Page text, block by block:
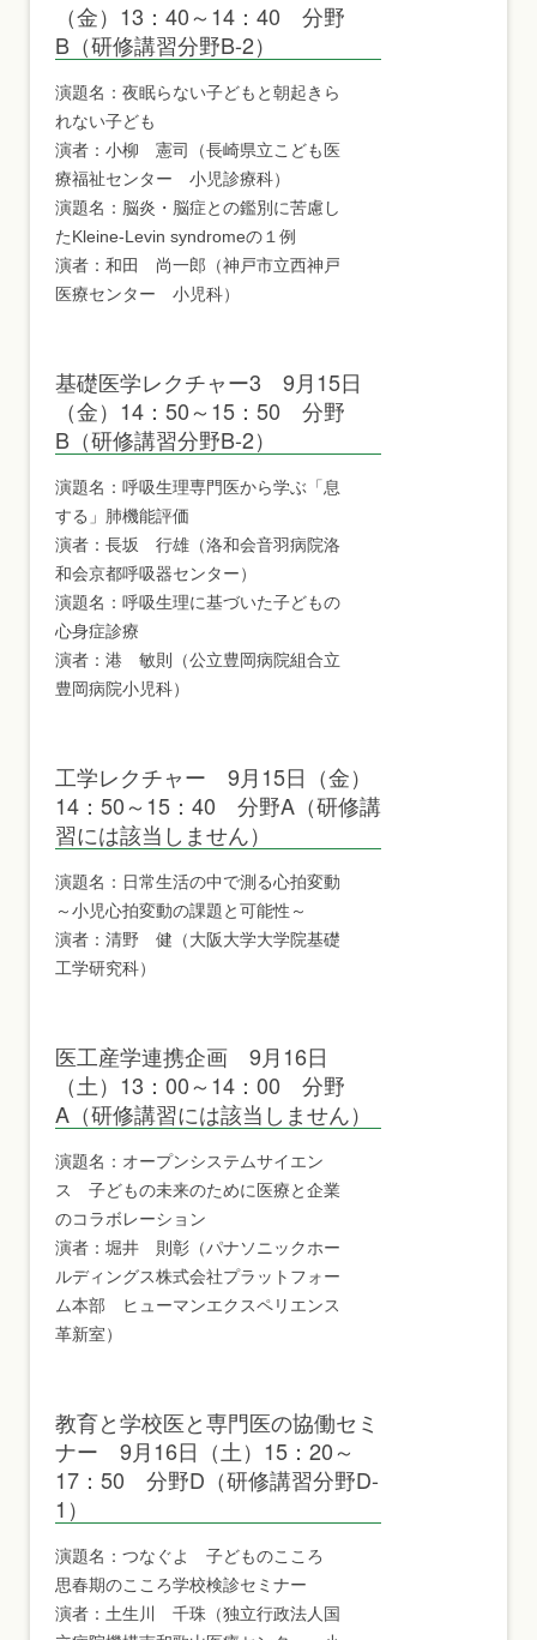
（金）13：40～14：40 分野
B（研修講習分野B-2）
演題名：夜眠らない子どもと朝起きら
れない子ども
演者：小柳 憲司（長崎県立こども医
療福祉センター 小児診療科）
演題名：脳炎・脳症との鑑別に苦慮し
たKleine-Levin syndromeの１例
演者：和田 尚一郎（神戸市立西神戸
医療センター 小児科）
基礎医学レクチャー3 9月15日
（金）14：50～15：50 分野
B（研修講習分野B-2）
演題名：呼吸生理専門医から学ぶ「息
する」肺機能評価
演者：長坂 行雄（洛和会音羽病院洛
和会京都呼吸器センター）
演題名：呼吸生理に基づいた子どもの
心身症診療
演者：港 敏則（公立豊岡病院組合立
豊岡病院小児科）
工学レクチャー 9月15日（金）
14：50～15：40 分野A（研修講
習には該当しません）
演題名：日常生活の中で測る心拍変動
～小児心拍変動の課題と可能性～
演者：清野 健（大阪大学大学院基礎
工学研究科）
医工産学連携企画 9月16日
（土）13：00～14：00 分野
A（研修講習には該当しません）
演題名：オープンシステムサイエン
ス 子どもの未来のために医療と企業
のコラボレーション
演者：堀井 則彰（パナソニックホー
ルディングス株式会社プラットフォー
ム本部 ヒューマンエクスペリエンス
革新室）
教育と学校医と専門医の協働セミ
ナー 9月16日（土）15：20～
17：50 分野D（研修講習分野D-
1）
演題名：つなぐよ 子どものこころ
思春期のこころ学校検診セミナー
演者：土生川 千珠（独立行政法人国